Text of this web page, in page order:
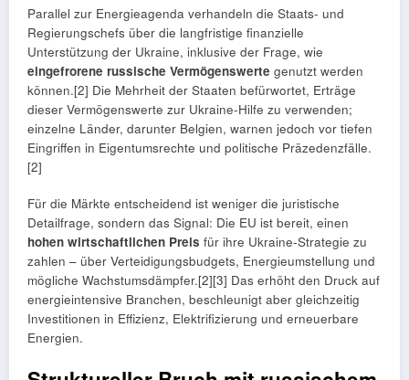
Parallel zur Energieagenda verhandeln die Staats- und
Regierungschefs über die langfristige finanzielle
Unterstützung der Ukraine, inklusive der Frage, wie
eingefrorene russische Vermögenswerte genutzt werden
können.[2] Die Mehrheit der Staaten befürwortet, Erträge
dieser Vermögenswerte zur Ukraine-Hilfe zu verwenden;
einzelne Länder, darunter Belgien, warnen jedoch vor tiefen
Eingriffen in Eigentumsrechte und politische Präzedenzfälle.
[2]
Für die Märkte entscheidend ist weniger die juristische
Detailfrage, sondern das Signal: Die EU ist bereit, einen
hohen wirtschaftlichen Preis für ihre Ukraine-Strategie zu
zahlen – über Verteidigungsbudgets, Energieumstellung und
mögliche Wachstumsdämpfer.[2][3] Das erhöht den Druck auf
energieintensive Branchen, beschleunigt aber gleichzeitig
Investitionen in Effizienz, Elektrifizierung und erneuerbare
Energien.